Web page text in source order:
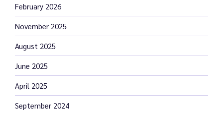
February 2026
November 2025
August 2025
June 2025
April 2025
September 2024